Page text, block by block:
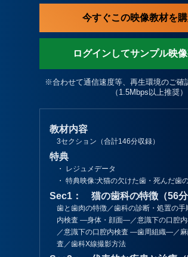
今すぐこの映像教材を
ログインしてサンプル映
※合わせて通信速度等、再生環境のご確
（1.5Mbps以上推奨）
教材内容
3セクション（合計146分収録）
特典
・ レジュメデータ
・ 特典映像:犬猫の欠けた歯・死んだ歯
Sec1： 猫の歯科の特徴（56分
歯と歯肉の特徴／歯科の診断・処置の
内検査 ―身体・顔面―／意識下の口腔
／意識下の口腔内検査 ―歯周組織―／麻
査／歯科X線撮影方法